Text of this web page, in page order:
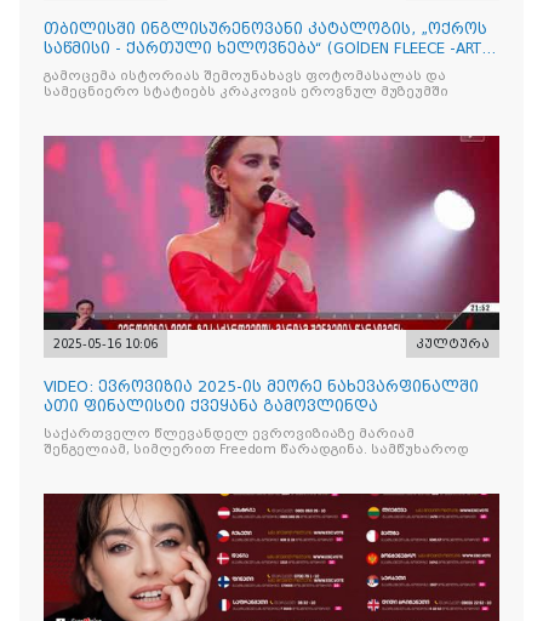
თბილისში ინგლისურენოვანი კატალოგის, „ოქროს
საწმისი - ქართული ხელოვნება“ (GOlDEN FLEECE -ART
OF GEORG
გამოცემა ისტორიას შემოუნახავს ფოტომასალას და
სამეცნიერო სტატიებს კრაკოვის ეროვნულ მუზეუმში
2025-05-16 10:06 კულტურა
VIDEO: ევროვიზია 2025-ის მეორე ნახევარფინალში
ათი ფინალისტი ქვეყანა გამოვლინდა
საქართველო წლევანდელ ევროვიზიაზე მარიამ
შენგელიამ, სიმღერით Freedom წარადგინა. სამწუხაროდ